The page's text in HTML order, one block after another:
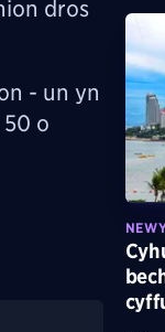
dros
- un yn
o